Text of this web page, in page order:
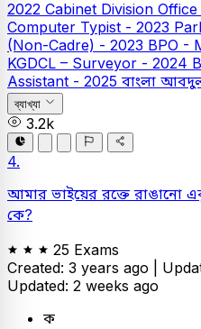
2022 Cabinet Division
Computer Typist - 2023
(Non-Cadre) - 2023 BPO -
KGDCL – Surveyor - 2024
Assistant - 2025 বাংলা আবদুল
ব্যাখ্যা
3.2k
4.
আমার ভাইয়ের রক্তে রাঙানো
কে?
25 Exams
Created: 3 years ago |
Updated: 2 weeks ago
ক